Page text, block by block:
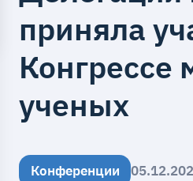
приняла
Конгрессе
ученых
Конференции